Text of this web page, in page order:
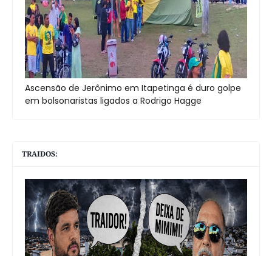
Ascensão de Jerônimo em Itapetinga é duro golpe
em bolsonaristas ligados a Rodrigo Hagge
TRAIDOS: